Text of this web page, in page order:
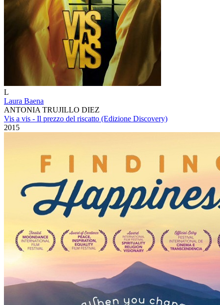
L
Laura Baena
ANTONIA TRUJILLO DIEZ
Vis a vis - Il prezzo del riscatto (Edizione Discovery)
2015